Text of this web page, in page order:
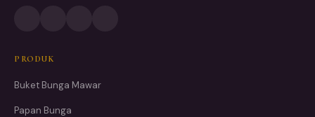
PRODUK
Buket Bunga Mawar
Papan Bunga